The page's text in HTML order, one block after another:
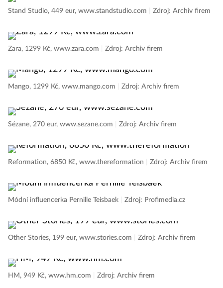
Stand Studio, 449 eur, www.standstudio.com Zdroj: Archiv firem
Zara, 1299 Kč, www.zara.com Zdroj: Archiv firem
Mango, 1299 Kč, www.mango.com Zdroj: Archiv firem
Sézane, 270 eur, www.sezane.com Zdroj: Archiv firem
Reformation, 6850 Kč, www.thereformation Zdroj: Archiv firem
Módní influencerka Pernille Teisbaek Zdroj: Profimedia.cz
Other Stories, 199 eur, www.stories.com Zdroj: Archiv firem
HM, 949 Kč, www.hm.com Zdroj: Archiv firem